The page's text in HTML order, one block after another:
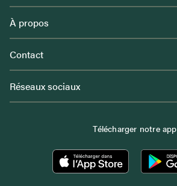
À propos
Contact
Réseaux sociaux
Télécharger notre app